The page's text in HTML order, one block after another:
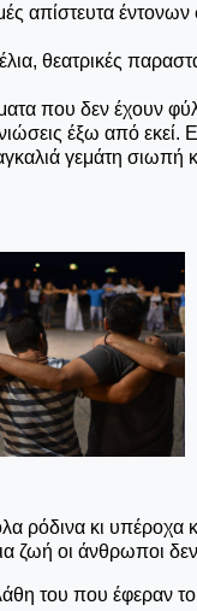
απίστευτα
θεατρικές
που δεν έχουν
έξω από εκεί.
γεμάτη σιωπή
ρόδινα κι υπέροχα
ζωή οι άνθρωποι
του που έφεραν